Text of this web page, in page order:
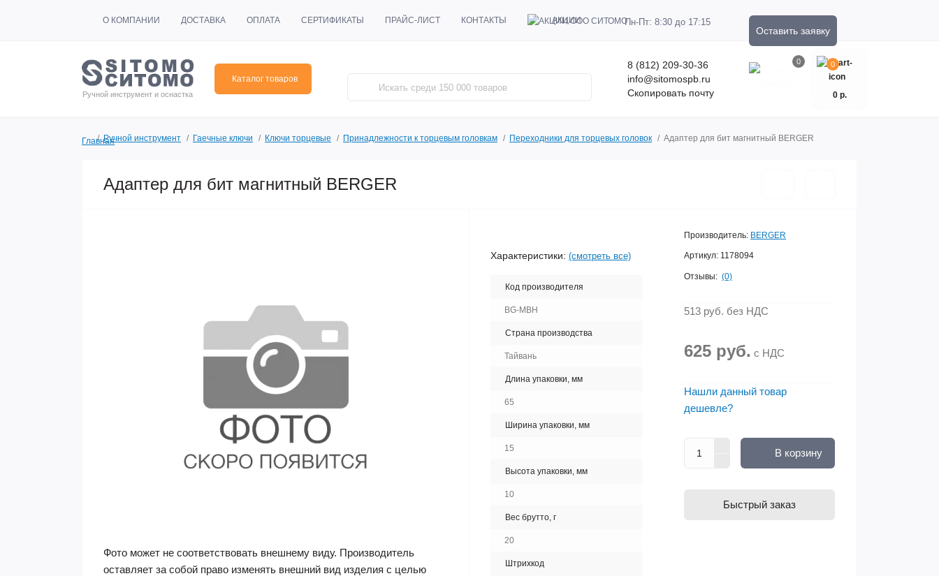
О КОМПАНИИ ДОСТАВКА ОПЛАТА СЕРТИФИКАТЫ ПРАЙС-ЛИСТ КОНТАКТЫ АКЦИИ Пн-Пт: 8:30 до 17:15
Оставить заявку
Ручной инструмент и оснастка
Каталог товаров
8 (812) 209-30-36
info@sitomospb.ru
Скопировать почту
0 0
0 р.
ГлавнаяРучной инструмент Гаечные ключи Ключи торцевые Принадлежности к торцевым головкам Переходники для торцевых головок Адаптер для бит магнитный BERGER
Адаптер для бит магнитный BERGER
Фото может не соответствовать внешнему виду. Производитель
оставляет за собой право изменять внешний вид изделия с целью
Характеристики: (смотреть все)
Код производителя
BG-MBH
Страна производства
Тайвань
Длина упаковки, мм
65
Ширина упаковки, мм
15
Высота упаковки, мм
10
Вес брутто, г
20
Штрихкод
Производитель: BERGER
Артикул: 1178094
Отзывы: (0)
513 руб. без НДС
625 руб. с НДС
Нашли данный товар
дешевле?
В корзину
Быстрый заказ